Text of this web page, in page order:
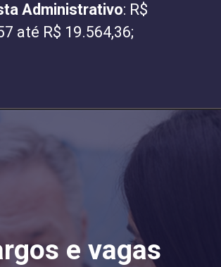
Administrativo: R$
até R$ 19.564,36;
e vagas